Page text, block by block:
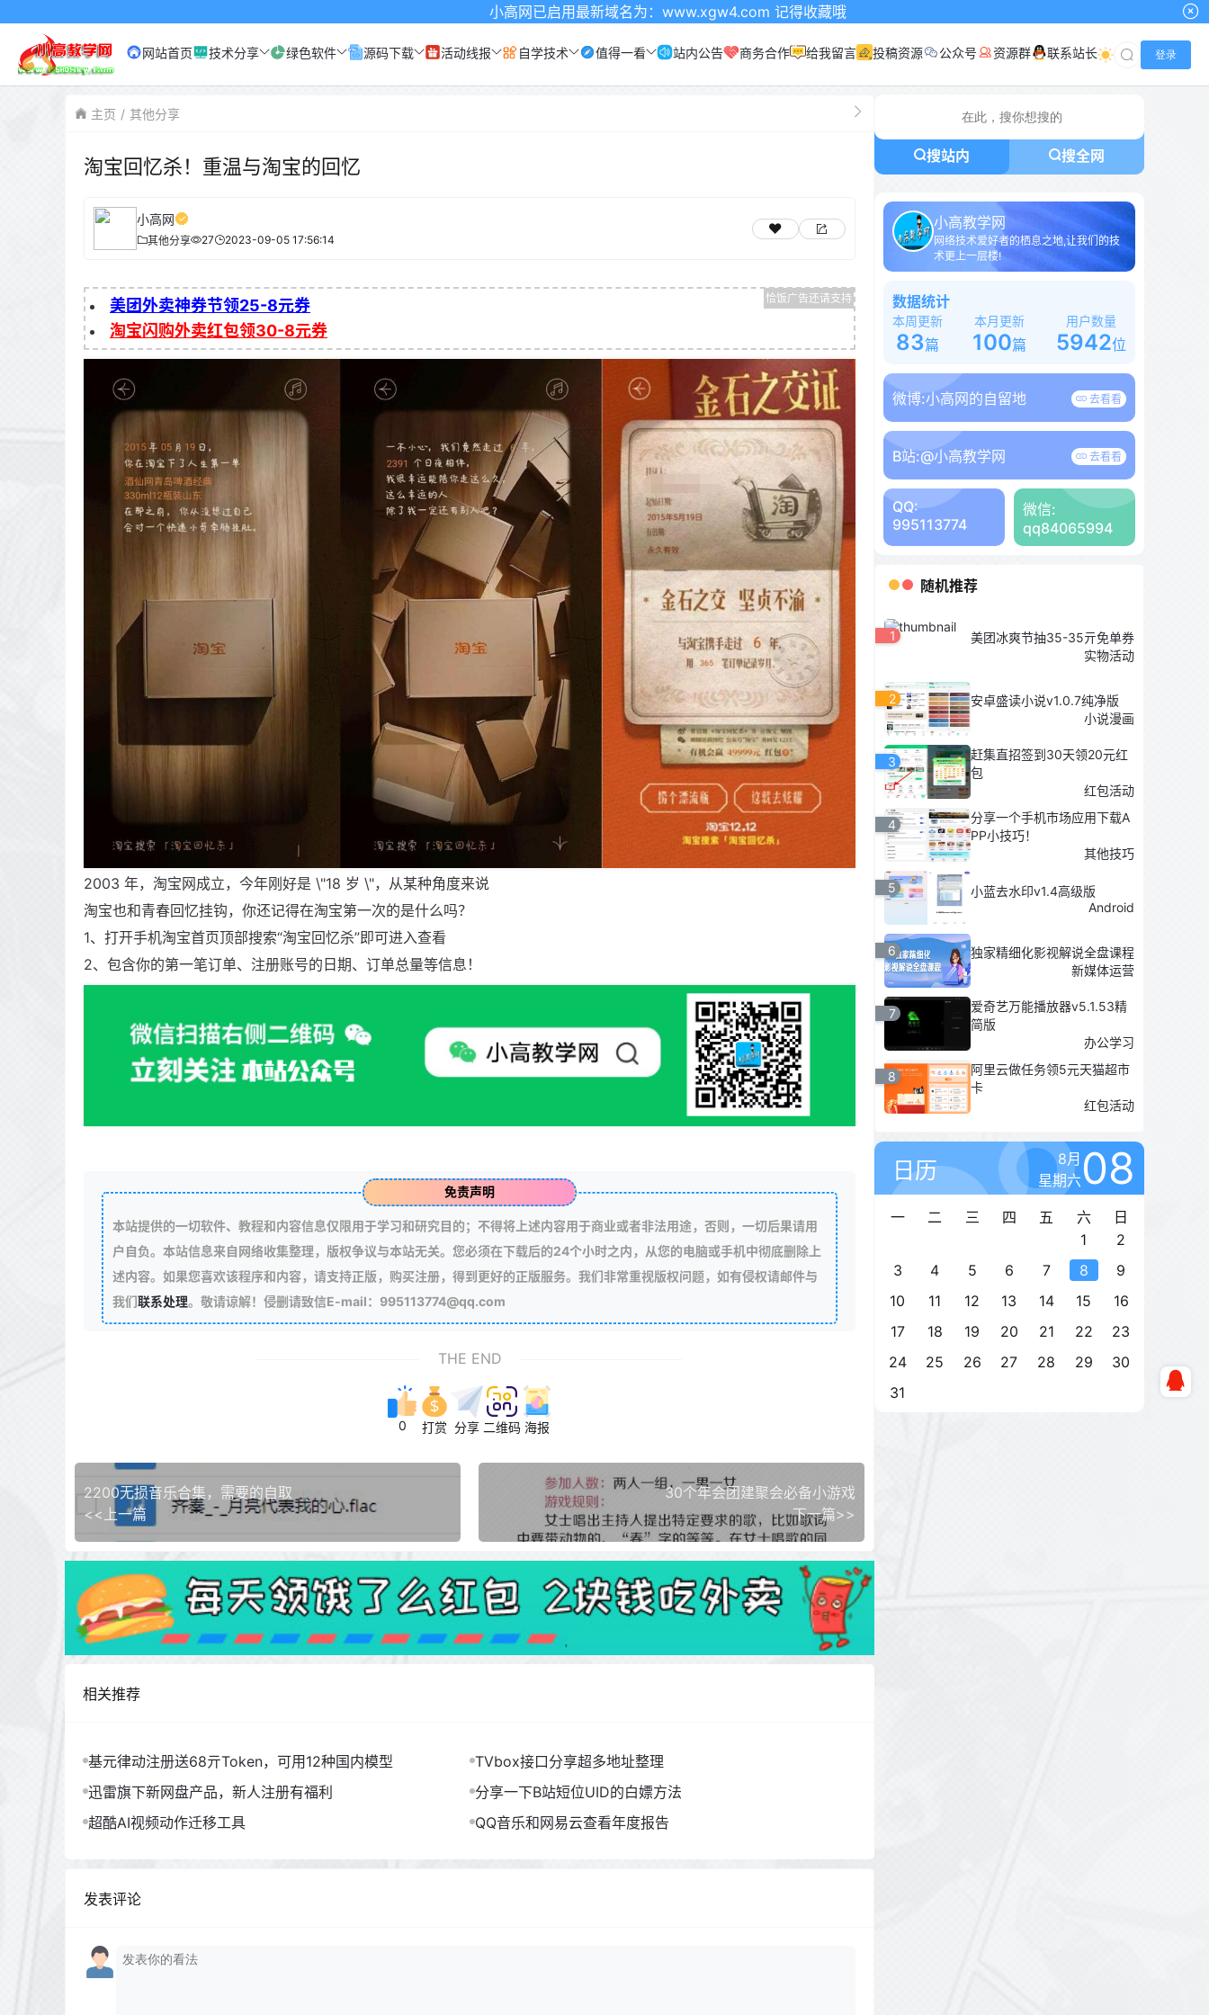
小高网已启用最新域名为：www.xgw4.com 记得收藏哦
网站首页 技术分享 绿色软件 源码下载 活动线报 自学技术 值得一看 站内公告 商务合作 给我留言 投稿资源 公众号 资源群 联系站长 登录
主页 其他分享
淘宝回忆杀！重温与淘宝的回忆
小高网
其他分享 27 2023-09-05 17:56:14
美团外卖神券节领25-8元券
淘宝闪购外卖红包领30-8元券
2003 年，淘宝网成立，今年刚好是 \"18 岁 \"，从某种角度来说
淘宝也和青春回忆挂钩，你还记得在淘宝第一次的是什么吗？
1、打开手机淘宝首页顶部搜索“淘宝回忆杀”即可进入查看
2、包含你的第一笔订单、注册账号的日期、订单总量等信息！
免责声明
本站提供的一切软件、教程和内容信息仅限用于学习和研究目的；不得将上述内容用于商业或者非法用途，否则，一切后果请用
户自负。本站信息来自网络收集整理，版权争议与本站无关。您必须在下载后的24个小时之内，从您的电脑或手机中彻底删除上
述内容。如果您喜欢该程序和内容，请支持正版，购买注册，得到更好的正版服务。我们非常重视版权问题，如有侵权请邮件与
我们联系处理。敬请谅解！侵删请致信E-mail：995113774@qq.com
THE END
0 打赏 分享 二维码 海报
2200无损音乐合集，需要的自取
<<上一篇
30个年会团建聚会必备小游戏
下一篇>>
相关推荐
基元律动注册送68亓Token，可用12种国内模型
TVbox接口分享超多地址整理
迅雷旗下新网盘产品，新人注册有福利
分享一下B站短位UID的白嫖方法
超酷AI视频动作迁移工具
QQ音乐和网易云查看年度报告
发表评论
搜站内 搜全网
小高教学网
网络技术爱好者的栖息之地,让我们的技
术更上一层楼!
数据统计
本周更新
83篇
本月更新
100篇
用户数量
5942位
微博:小高网的自留地 去看看
B站:@小高教学网 去看看
QQ:
995113774
微信:
qq84065994
随机推荐
1
美团冰爽节抽35-35亓免单券
实物活动
2
安卓盛读小说v1.0.7纯净版
小说漫画
3
赶集直招签到30天领20元红
包
红包活动
4
分享一个手机市场应用下载A
PP小技巧！
其他技巧
5
小蓝去水印v1.4高级版
Android
6
独家精细化影视解说全盘课程
新媒体运营
7
爱奇艺万能播放器v5.1.53精
简版
办公学习
8
阿里云做任务领5元天猫超市
卡
红包活动
日历
8月
星期六08
一 二 三 四 五 六
日
1
2
3
4 5 6 7 8
9
10
11 12 13 14 15
16
17
18 19 20 21 22
23
24
25 26 27 28 29
30
31